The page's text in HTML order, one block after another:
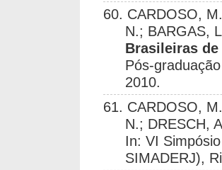
60. CARDOSO,
N.; BARGAS,
Brasileiras
Pós-
2010.
61. CARDOSO,
N.; DRESCH,
In: VI
SIMADERJ),